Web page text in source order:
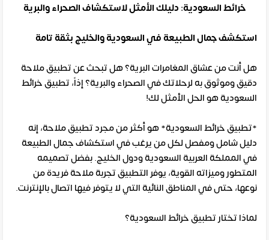
خرائط السعودية: دليلك الأمثل لاستكشاف الصحراء والبرية
استكشف جمال الطبيعة في السعودية والخليج بثقة تامة
هل أنت من عشاق المغامرات البرية؟ هل تبحث عن تطبيق ملاحة
دقيق وموثوق به لرحلاتك في الصحراء والبرية؟ إذاً، تطبيق خرائط
السعودية هو الحل الأمثل لك!
*تطبيق خرائط السعودية* هو أكثر من مجرد تطبيق ملاحة، إنه
دليل شامل ومفصل لكل من يرغب في استكشاف جمال الطبيعة
في المملكة العربية السعودية ودول الخليج. بفضل تصميمه
المتطور وميزاته القوية، يوفر التطبيق تجربة ملاحة فريدة من
نوعها، حتى في المناطق النائية التي لا يتوفر فيها اتصال بالإنترنت.
لماذا تختار تطبيق خرائط السعودية؟